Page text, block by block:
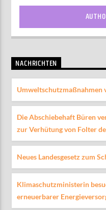
NACHRICHTEN
Umweltschutzmaßnahmen
Die Abschiebehaft Büren
zur Verhütung von Folter
Neues Landesgesetz zum
Klimaschutzministerin
erneuerbarer